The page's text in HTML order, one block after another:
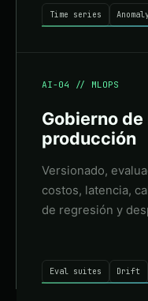
Time series
AI-04 // MLOPS
Gobierno
producción
Versionado,
costos, latencia,
de regresión y
Eval suites Drift